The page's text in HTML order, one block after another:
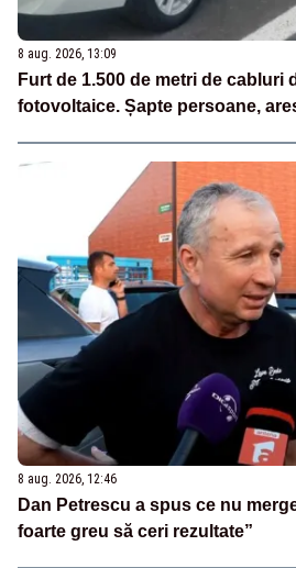
8 aug. 2026, 13:09
Furt de 1.500 de metri de cabluri
fotovoltaice. Șapte persoane,
8 aug. 2026, 12:46
Dan Petrescu a spus ce nu
foarte greu să ceri rezultate”